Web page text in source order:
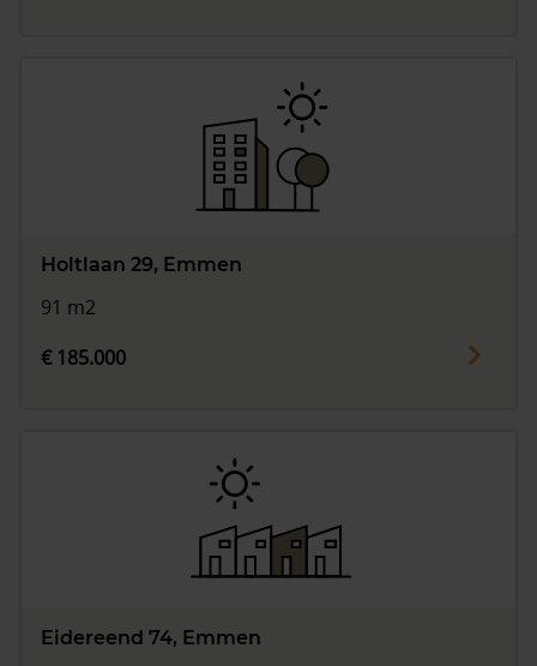
Holtlaan 29, Emmen
91 m2
€ 185.000
Eidereend 74, Emmen